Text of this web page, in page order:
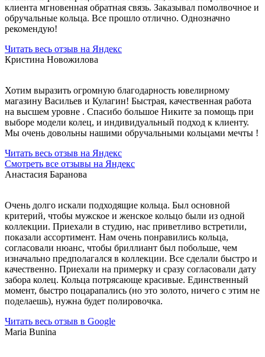
клиента мгновенная обратная связь. Заказывал помолвочное и
обручальные кольца. Все прошло отлично. Однозначно
рекомендую!
Читать весь отзыв на Яндекс
Кристина Новожилова
Хотим выразить огромную благодарность ювелирному
магазину Васильев и Кулагин! Быстрая, качественная работа
на высшем уровне . Спасибо большое Никите за помощь при
выборе модели колец, и индивидуальный подход к клиенту.
Мы очень довольны нашими обручальными кольцами мечты !
Читать весь отзыв на Яндекс
Смотреть все отзывы на Яндекс
Анастасия Баранова
Очень долго искали подходящие кольца. Был основной
критерий, чтобы мужское и женское кольцо были из одной
коллекции. Приехали в студию, нас приветливо встретили,
показали ассортимент. Нам очень понравились кольца,
согласовали нюанс, чтобы бриллиант был побольше, чем
изначально предполагался в коллекции. Все сделали быстро и
качественно. Приехали на примерку и сразу согласовали дату
забора колец. Кольца потрясающе красивые. Единственный
момент, быстро поцарапались (но это золото, ничего с этим не
поделаешь), нужна будет полировочка.
Читать весь отзыв в Google
Maria Bunina